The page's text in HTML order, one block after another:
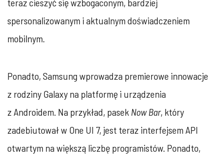
teraz cieszyć się wzbogaconym, bardziej
spersonalizowanym i aktualnym doświadczeniem
mobilnym.
Ponadto, Samsung wprowadza premierowe innowacje
z rodziny Galaxy na platformę i urządzenia
z Androidem. Na przykład, pasek Now Bar, który
zadebiutował w One UI 7, jest teraz interfejsem API
otwartym na większą liczbę programistów. Ponadto,